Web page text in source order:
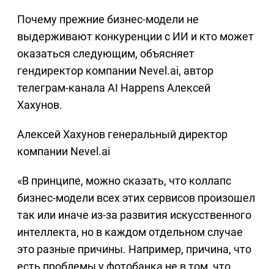
Почему прежние бизнес-модели не
выдерживают конкуренции с ИИ и кто может
оказаться следующим, объясняет
гендиректор компании Nevel.ai, автор
телеграм-канала AI Happens Алексей
Хахунов.
Алексей Хахунов генеральный директор
компании Nevel.ai
«В принципе, можно сказать, что коллапс
бизнес-модели всех этих сервисов произошел
так или иначе из-за развития искусственного
интеллекта, но в каждом отдельном случае
это разные причины. Например, причина, что
есть проблемы у фотобанка не в том, что